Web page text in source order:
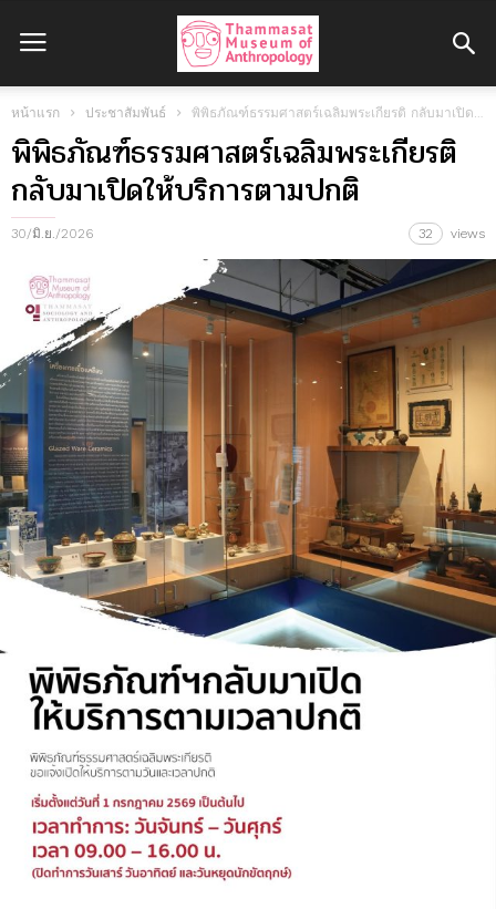
หน้าแรก ประชาสัมพันธ์ พิพิธภัณฑ์ธรรมศาสตร์เฉลิมพระเกียรติ กลับมาเปิดให้บริการตามปกติ
พิพิธภัณฑ์ธรรมศาสตร์เฉลิมพระเกียรติ
กลับมาเปิดให้บริการตามปกติ
30/มิ.ย./2026 32 views